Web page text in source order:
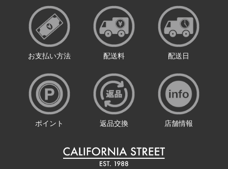
お支払い方法 配送料 配送日
ポイント 返品交換 店舗情報